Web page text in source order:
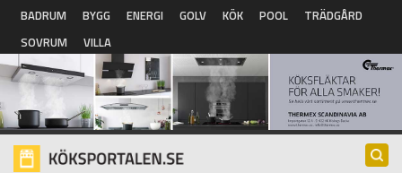
Hoppa till huvudinnehåll
BADRUM BYGG ENERGI GOLV KÖK POOL
TRÄDGÅRD
SOVRUM
VILLA